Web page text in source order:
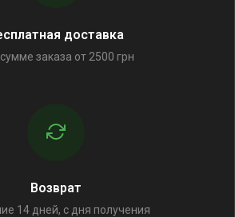
доставка
заказа от 2500 грн
Возврат
14 дней, с дня получения